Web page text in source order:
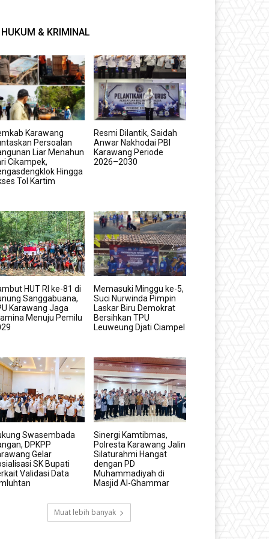
HUKUM & KRIMINAL
Karawang
Persoalan
Liar Menahun
Cikampek,
Hingga
Tol Kartim
Resmi Dilantik, Saidah
Anwar Nakhodai PBI
Karawang Periode
2026–2030
HUT RI ke-81 di
Sanggabuana,
Karawang Jaga
Menuju Pemilu
Memasuki Minggu ke-5,
Suci Nurwinda Pimpin
Laskar Biru Demokrat
Bersihkan TPU
Leuweung Djati Ciampel
Swasembada
DPKPP
Gelar
SK Bupati
Validasi Data
Sinergi Kamtibmas,
Polresta Karawang Jalin
Silaturahmi Hangat
dengan PD
Muhammadiyah di
Masjid Al-Ghammar
Muat lebih banyak